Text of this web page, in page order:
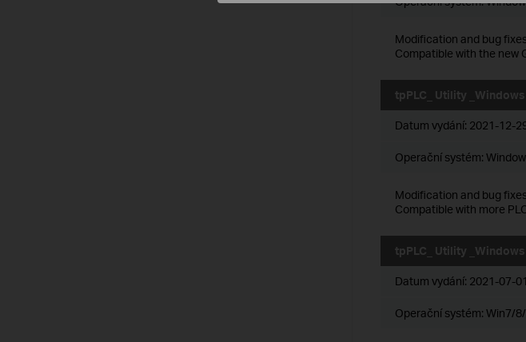
Modification and bug
Compatible with the new
tpPLC_ Utility
Datum vydání: 2021-12-
Operační systém:
Modification and bug
Compatible with more
tpPLC_ Utility
Datum vydání: 2021-07-01
Operační systém: Win7/